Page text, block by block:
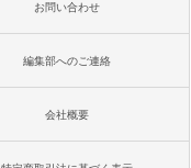
お問い合わせ
編集部へのご連絡
会社概要